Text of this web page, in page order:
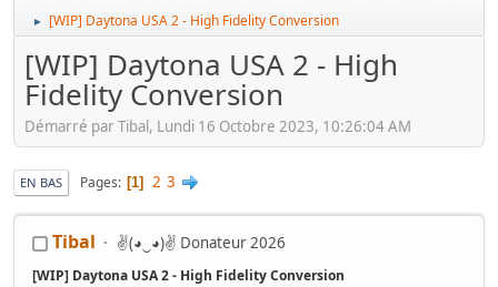
► [WIP] Daytona USA 2 - High Fidelity Conversion
[WIP] Daytona USA 2 - High
Fidelity Conversion
Démarré par Tibal, Lundi 16 Octobre 2023, 10:26:04 AM
EN BAS Pages 1 2 3
Tibal ✌(◕‿◕)✌ Donateur 2026
[WIP] Daytona USA 2 - High Fidelity Conversion